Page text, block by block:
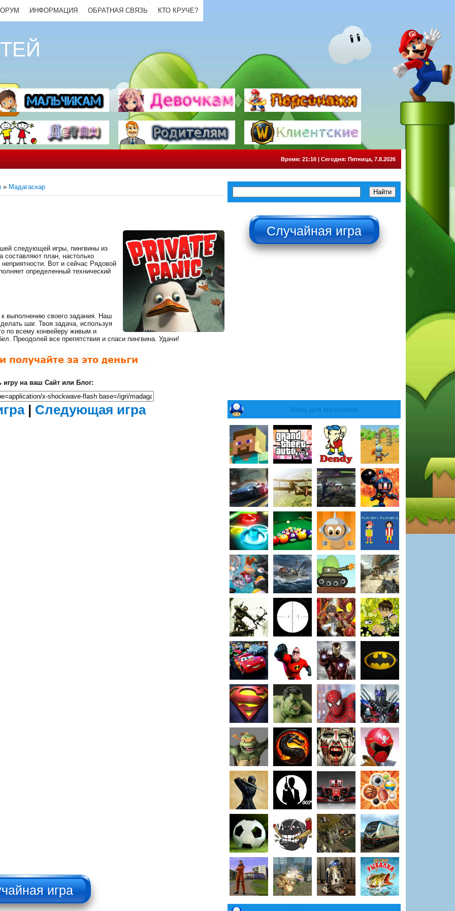
ИНФОРМАЦИЯ ОБРАТНАЯ СВЯЗЬ КТО КРУЧЕ?
Мертвый Зед 2
(Убить Зомби)
мертвецы
Фантастические
танки
Время: 21:16 | Сегодня: Пятница, 7.8.2026
» Мадагаскар
следующей игры, пингвины из
составляют план, настолько
Вот и сейчас Рядовой
определенный технический
выполнению своего задания. Наш
шаг. Твоя задача, используя
по всему конвейеру живым и
Преодолей все препятствия и спаси пингвина. Удачи!
Загрузка...
Закрыть
рекламу
Идет
загрузка...
игру на ваш Сайт или Блог:
| Следующая игра
НЕ НАЖИМАТЬ!!!
Игры для мальчиков